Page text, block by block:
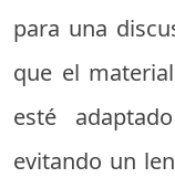
para una
que el
esté
evitando un